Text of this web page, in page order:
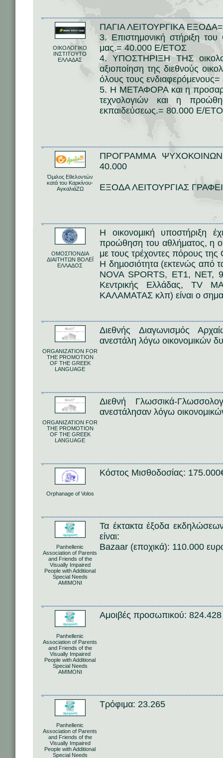
ΟΙΚΟΛΟΓΙΚΟ
ΙΝΣΤΙΤΟΥΤΟ
ΕΛΛΑΔΑΣ
ΠΑΓΙΑ ΛΕΙΤΟΥΡΓΙΚΑ
3. Επιστημονική στήριξη
μας.= 40.000 Ε/ΕΤΟΣ
4. ΥΠΟΣΤΗΡΙΞΗ ΤΗΣ
αξιοποίηση της διεθνούς
όλους τους
5. Η ΜΕΤΑΦΟΡΑ και η
τεχνολογιών και η
εκπαιδεύσεως.= 80.000 Ε/
Όμιλος Εθελοντών
κατά του Καρκίνου-
ΑγκαλιάΖΩ
ΠΡΟΓΡΑΜΜΑ
40.000
ΕΞΟΔΑ ΛΕΙΤΟΥΡΓΙΑΣ
ΟΜΟΣΠΟΝΔΙΑ
ΔΙΑΙΤΗΤΩΝ ΒΟΛΕΪ
ΕΛΛΑΔΟΣ
Η οικονοµική υποστήριξη
προώθηση του αθλήματος, η
με τους τρέχοντες πόρους
Η δηµοσιότητα (εκτενώς από
NOVA SPORTS, ΕΤ1, ΝΕΤ,
Κεντρικής Ελλάδας, TV
ΚΑΛΑΜΑΤΑΣ κλπ) είναι ο
ORGANIZATION FOR
THE PROMOTION
OF THE GREEK
LANGUAGE
Διεθνής Διαγωνισμός
ανεστάλη λόγω οικονομικών
ORGANIZATION FOR
THE PROMOTION
OF THE GREEK
LANGUAGE
Διεθνή Γλωσσικά-
ανεστάλησαν λόγω
Orphanage of Volos
Κόστος Μισθοδοσίας:
Panhellenic
Association of Parents
and Friends of the
Visually Impaired
People with Additional
Special Needs
AMIMONI
Τα έκτακτα έξοδα
είναι:
Bazaar (εποχικά): 110.000
Panhellenic
Association of Parents
and Friends of the
Visually Impaired
People with Additional
Special Needs
AMIMONI
Αμοιβές προσωπικού:
Panhellenic
Association of Parents
and Friends of the
Visually Impaired
People with Additional
Special Needs
Τρόφιμα: 23.265